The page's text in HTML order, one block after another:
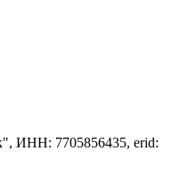
ИНН: 7705856435, erid: